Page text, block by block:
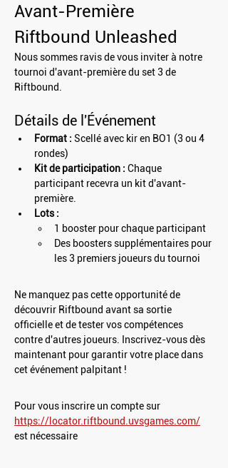
Avant-Première
Riftbound Unleashed
Nous sommes ravis de vous inviter à notre
tournoi d'avant-première du set 3 de
Riftbound.
Détails de l'Événement
Format : Scellé avec kir en BO1 (3 ou 4
rondes)
Kit de participation : Chaque
participant recevra un kit d'avant-
première.
Lots :
1 booster pour chaque participant
Des boosters supplémentaires pour
les 3 premiers joueurs du tournoi
Ne manquez pas cette opportunité de
découvrir Riftbound avant sa sortie
officielle et de tester vos compétences
contre d'autres joueurs. Inscrivez-vous dès
maintenant pour garantir votre place dans
cet événement palpitant !
Pour vous inscrire un compte sur
https://locator.riftbound.uvsgames.com/
est nécessaire